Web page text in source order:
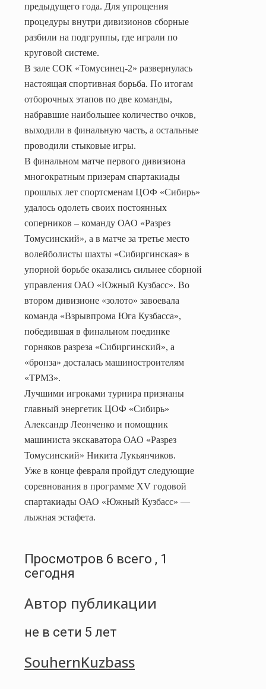
предыдущего года. Для упрощения
процедуры внутри дивизионов сборные
разбили на подгруппы, где играли по
круговой системе.
В зале СОК «Томусинец-2» развернулась
настоящая спортивная борьба. По итогам
отборочных этапов по две команды,
набравшие наибольшее количество очков,
выходили в финальную часть, а остальные
проводили стыковые игры.
В финальном матче первого дивизиона
многократным призерам спартакиады
прошлых лет спортсменам ЦОФ «Сибирь»
удалось одолеть своих постоянных
соперников – команду ОАО «Разрез
Томусинский», а в матче за третье место
волейболисты шахты «Сибиргинская» в
упорной борьбе оказались сильнее сборной
управления ОАО «Южный Кузбасс». Во
втором дивизионе «золото» завоевала
команда «Взрывпрома Юга Кузбасса»,
победившая в финальном поединке
горняков разреза «Сибиргинский», а
«бронза» досталась машиностроителям
«ТРМЗ».
Лучшими игроками турнира признаны
главный энергетик ЦОФ «Сибирь»
Александр Леонченко и помощник
машиниста экскаватора ОАО «Разрез
Томусинский» Никита Лукьянчиков.
Уже в конце февраля пройдут следующие
соревнования в программе XV годовой
спартакиады ОАО «Южный Кузбасс» —
лыжная эстафета.
Просмотров 6 всего , 1
сегодня
Автор публикации
не в сети 5 лет
SouhernKuzbass